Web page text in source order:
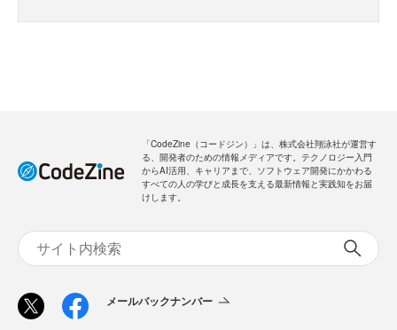
「CodeZine（コードジン）」は、株式会社翔泳社が運営す
る、開発者のための情報メディアです。テクノロジー入門
からAI活用、キャリアまで、ソフトウェア開発にかかわる
すべての人の学びと成長を支える最新情報と実践知をお届
けします。
メールバックナンバー